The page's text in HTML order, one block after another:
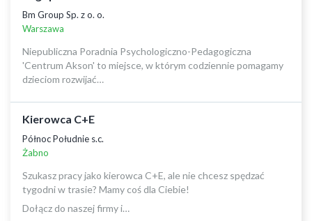
Bm Group Sp. z o. o.
Warszawa
Niepubliczna Poradnia Psychologiczno-Pedagogiczna
'Centrum Akson' to miejsce, w którym codziennie pomagamy
dzieciom rozwijać…
Kierowca C+E
Północ Południe s.c.
Żabno
Szukasz pracy jako kierowca C+E, ale nie chcesz spędzać
tygodni w trasie? Mamy coś dla Ciebie!
Dołącz do naszej firmy i…